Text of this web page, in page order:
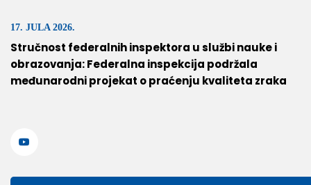
17. JULA 2026.
Stručnost federalnih inspektora u službi nauke i
obrazovanja: Federalna inspekcija podržala
međunarodni projekat o praćenju kvaliteta zraka